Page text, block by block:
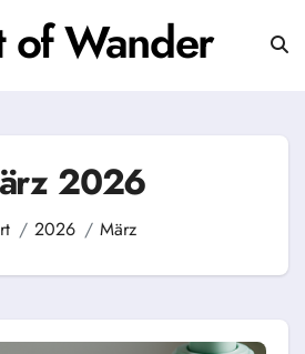
of Wander
2026
2026 März